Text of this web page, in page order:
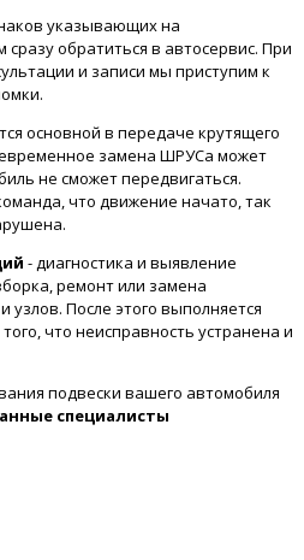
указывающих на
обратиться в автосервис. При
и записи мы приступим к
основной в передаче крутящего
замена ШРУСа может
не сможет передвигаться.
что движение начато, так
- диагностика и выявление
ремонт или замена
После этого выполняется
что неисправность устранена и
подвески вашего автомобиля
специалисты